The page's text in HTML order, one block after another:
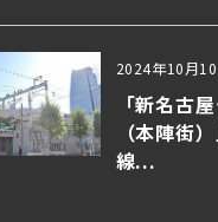
2024年10月
「新名古
（本陣街
線...